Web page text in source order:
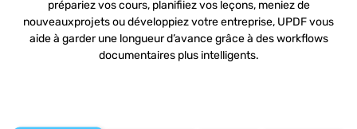
prépariez vos cours, planifiiez vos leçons, meniez de
nouveauxprojets ou développiez votre entreprise, UPDF vous
aide à garder une longueur d’avance grâce à des workflows
documentaires plus intelligents.